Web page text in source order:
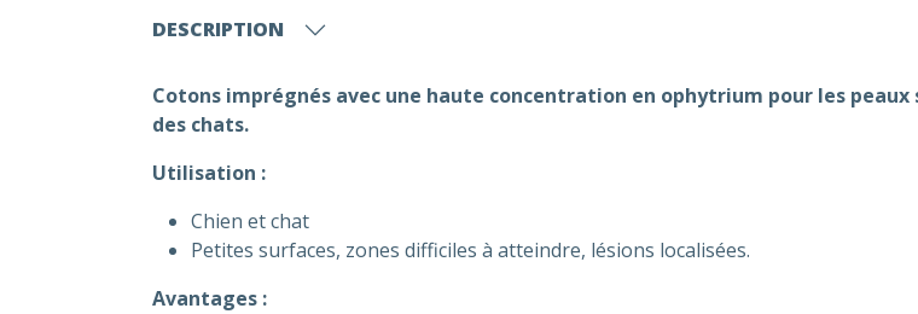
DESCRIPTION
Cotons imprégnés avec une haute concentration en ophytrium pour les
des chats.
Utilisation :
Chien et chat
Petites surfaces, zones difficiles à atteindre, lésions localisées.
Avantages :